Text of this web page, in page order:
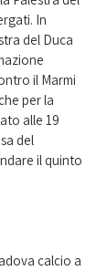
In
del Duca
il Marmi
per la
alle 19
del
il quinto
calcio a